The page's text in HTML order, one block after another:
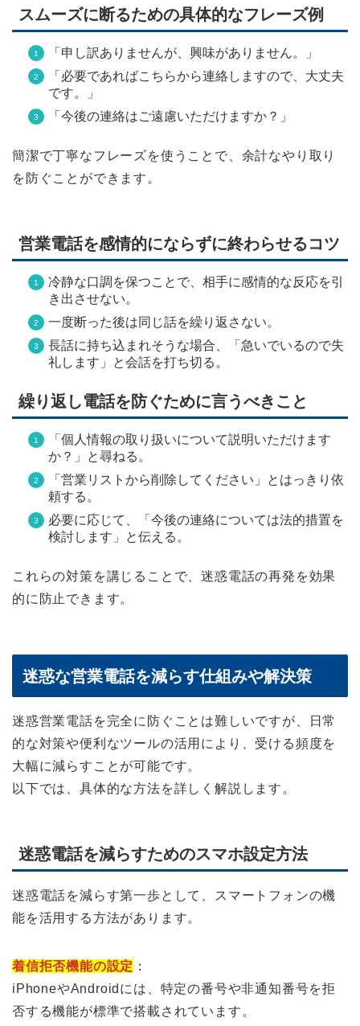
スムーズに断るための具体的なフレーズ例
「申し訳ありませんが、興味がありません。」
「必要であればこちらから連絡しますので、大丈夫
です。」
「今後の連絡はご遠慮いただけますか？」
簡潔で丁寧なフレーズを使うことで、余計なやり取り
を防ぐことができます。
営業電話を感情的にならずに終わらせるコツ
冷静な口調を保つことで、相手に感情的な反応を引
き出させない。
一度断った後は同じ話を繰り返さない。
長話に持ち込まれそうな場合、「急いでいるので失
礼します」と会話を打ち切る。
繰り返し電話を防ぐために言うべきこと
「個人情報の取り扱いについて説明いただけます
か？」と尋ねる。
「営業リストから削除してください」とはっきり依
頼する。
必要に応じて、「今後の連絡については法的措置を
検討します」と伝える。
これらの対策を講じることで、迷惑電話の再発を効果
的に防止できます。
迷惑な営業電話を減らす仕組みや解決策
迷惑営業電話を完全に防ぐことは難しいですが、日常
的な対策や便利なツールの活用により、受ける頻度を
大幅に減らすことが可能です。
以下では、具体的な方法を詳しく解説します。
迷惑電話を減らすためのスマホ設定方法
迷惑電話を減らす第一歩として、スマートフォンの機
能を活用する方法があります。
着信拒否機能の設定 ：
iPhoneやAndroidには、特定の番号や非通知番号を拒
否する機能が標準で搭載されています。